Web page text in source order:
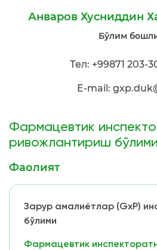
Анваров Хусниддин
Бўлим
Тел: +99871 203-
E-mail:
Фармацевтик
ривожлантириш бўлими
Фаолият
Зарур амалиётлар (GxP)
бўлими
Фармацевтик